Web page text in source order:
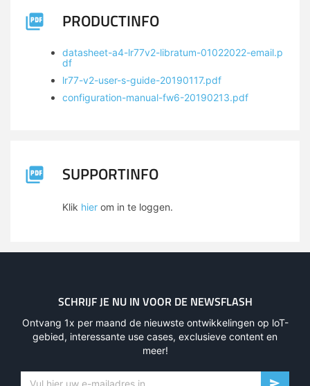
PRODUCTINFO
datasheet-a4-lr77v2-libratum-01022022-email.p
df
lr77-v2-user-s-guide-20190117.pdf
configuration-manual-fw6-20190213.pdf
SUPPORTINFO
Klik hier om in te loggen.
SCHRIJF JE NU IN VOOR DE NEWSFLASH
Ontvang 1x per maand de nieuwste ontwikkelingen op loT-
gebied, interessante use cases, exclusieve content en
meer!